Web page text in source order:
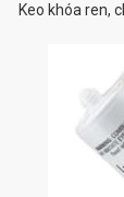
Keo khóa ren,